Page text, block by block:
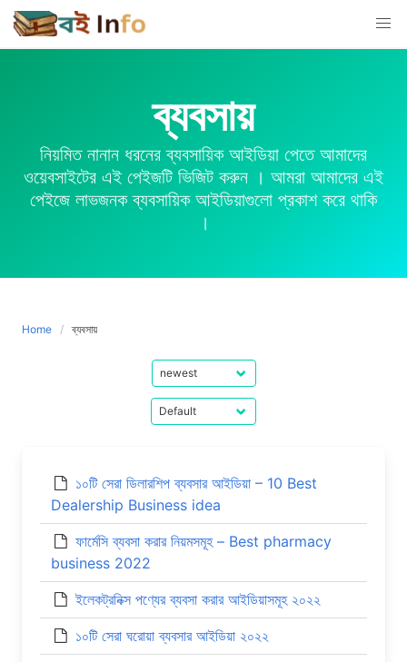
Skip
to
content
ব্যবসায়
নিয়মিত নানান ধরনের ব্যবসায়িক আইডিয়া পেতে আমাদের
ওয়েবসাইটের এই পেইজটি ভিজিট করুন । আমরা আমাদের এই
পেইজে লাভজনক ব্যবসায়িক আইডিয়াগুলো প্রকাশ করে থাকি
।
Home ব্যবসায়
১০টি সেরা ডিলারশিপ ব্যবসার আইডিয়া – 10 Best
Dealership Business idea
ফার্মেসি ব্যবসা করার নিয়মসমূহ – Best pharmacy
business 2022
ইলেকট্রনিক্স পণ্যের ব্যবসা করার আইডিয়াসমূহ ২০২২
১০টি সেরা ঘরোয়া ব্যবসার আইডিয়া ২০২২